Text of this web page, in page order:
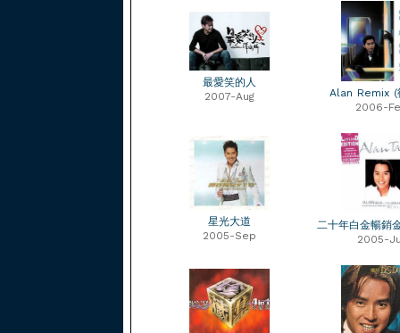
最愛笑的人
2007-Aug
Alan Remix (
2006-
星光大道
2005-Sep
二十年白金暢銷
2005-